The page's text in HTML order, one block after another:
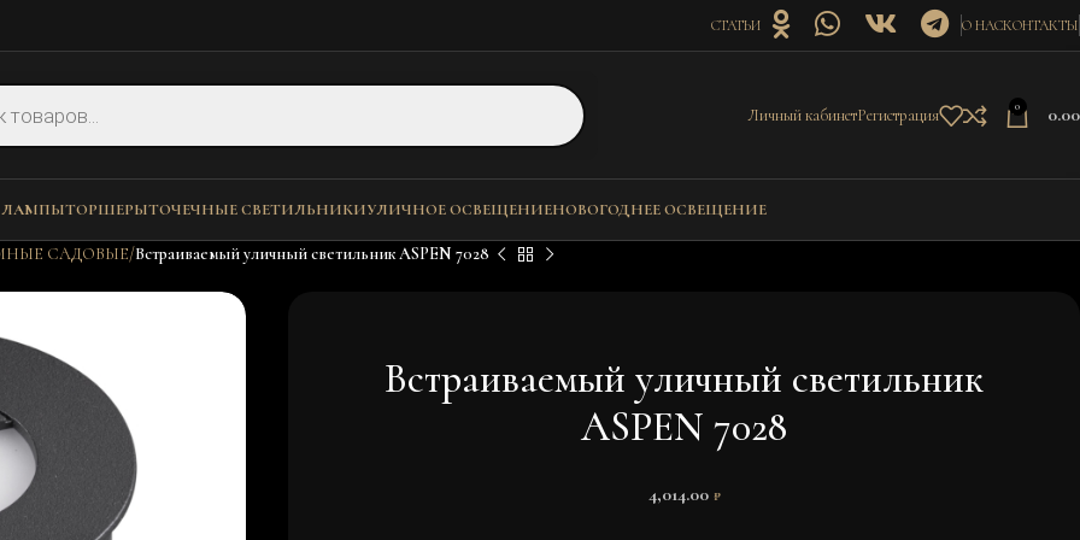
СТАТЬИ О НАСКОНТАКТЫ
Личный кабинетРегистрация 0
ЛАМПЫТОРШЕРЫТОЧЕЧНЫЕ СВЕТИЛЬНИКИУЛИЧНОЕ ОСВЕЩЕНИЕНОВОГОДНЕЕ ОСВЕЩЕНИЕ
САДОВЫЕ Встраиваемый уличный светильник ASPEN 7028
Встраиваемый уличный светильник
ASPEN 7028
4,014.00 ₽